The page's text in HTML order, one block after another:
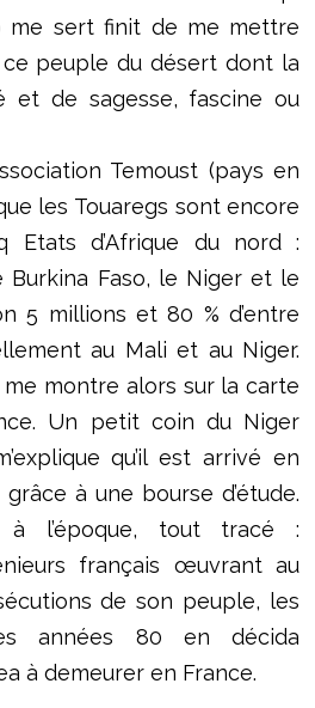
me sert finit de me mettre
ce peuple du désert dont la
et de sagesse, fascine ou
Temoust (pays en
les Touaregs sont encore
Etats d’Afrique du nord :
Burkina Faso, le Niger et le
5 millions et 80 % d’entre
au Mali et au Niger.
montre alors sur la carte
Un petit coin du Niger
qu’il est arrivé en
à une bourse d’étude.
l’époque, tout tracé :
français œuvrant au
de son peuple, les
années 80 en décida
à demeurer en France.